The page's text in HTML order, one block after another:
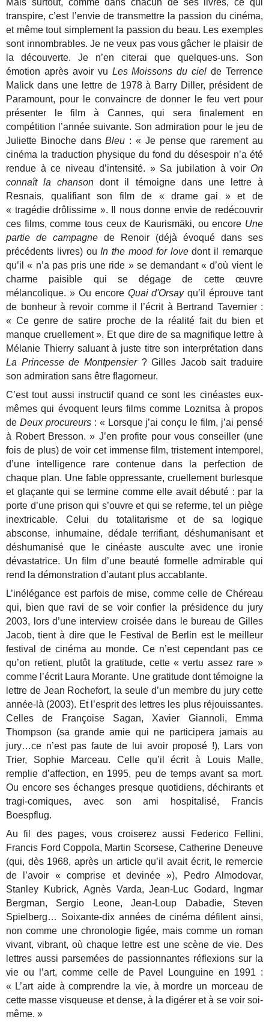
transpire, c’est l’envie de transmettre la passion du cinéma,
et même tout simplement la passion du beau. Les exemples
sont innombrables. Je ne veux pas vous gâcher le plaisir de
la découverte. Je n’en citerai que quelques-uns. Son
émotion après avoir vu Les Moissons du ciel de Terrence
Malick dans une lettre de 1978 à Barry Diller, président de
Paramount, pour le convaincre de donner le feu vert pour
présenter le film à Cannes, qui sera finalement en
compétition l’année suivante. Son admiration pour le jeu de
Juliette Binoche dansBleu : « Je pense que rarement au
cinéma la traduction physique du fond du désespoir n’a été
rendue à ce niveau d’intensité. » Sa jubilation à voir On
connaît la chanson dont il témoigne dans une lettre à
Resnais, qualifiant son film de « drame gai » et de
« tragédie drôlissime ». Il nous donne envie de redécouvrir
ces films, comme tous ceux de Kaurismäki, ou encore Une
partie de campagne de Renoir (déjà évoqué dans ses
précédents livres) ou In the mood for lovedont il remarque
qu’il « n’a pas pris une ride » se demandant « d’où vient le
charme paisible qui se dégage de cette œuvre
mélancolique. » Ou encore Quai d'Orsayqu’il éprouve tant
de bonheur à revoir comme il l’écrit à Bertrand Tavernier :
« Ce genre de satire proche de la réalité fait du bien et
manque cruellement ». Et que dire de sa magnifique lettre à
Mélanie Thierry saluant à juste titre son interprétation dans
La Princesse de Montpensier? Gilles Jacob sait traduire
son admiration sans être flagorneur.
C’est tout aussi instructif quand ce sont les cinéastes eux-
mêmes qui évoquent leurs films comme Loznitsa à propos
deDeux procureurs: « Lorsque j’ai conçu le film, j’ai pensé
à Robert Bresson. » J’en profite pour vous conseiller (une
fois de plus) de voir cet immense film, tristement intemporel,
d’une intelligence rare contenue dans la perfection de
chaque plan. Une fable oppressante, cruellement burlesque
et glaçante qui se termine comme elle avait débuté : par la
porte d’une prison qui s’ouvre et qui se referme, tel un piège
inextricable. Celui du totalitarisme et de sa logique
absconse, inhumaine, dédale terrifiant, déshumanisant et
déshumanisé que le cinéaste ausculte avec une ironie
dévastatrice. Un film d’une beauté formelle admirable qui
rend la démonstration d’autant plus accablante.
L’inélégance est parfois de mise, comme celle de Chéreau
qui, bien que ravi de se voir confier la présidence du jury
2003, lors d’une interview croisée dans le bureau de Gilles
Jacob, tient à dire que le Festival de Berlin est le meilleur
festival de cinéma au monde. Ce n’est cependant pas ce
qu’on retient, plutôt la gratitude, cette « vertu assez rare »
comme l’écrit Laura Morante. Une gratitude dont témoigne la
lettre de Jean Rochefort, la seule d’un membre du jury cette
année-là (2003). Et l’esprit des lettres les plus réjouissantes.
Celles de Françoise Sagan, Xavier Giannoli, Emma
Thompson (sa grande amie qui ne participera jamais au
jury…ce n’est pas faute de lui avoir proposé !), Lars von
Trier, Sophie Marceau. Celle qu’il écrit à Louis Malle,
remplie d’affection, en 1995, peu de temps avant sa mort.
Ou encore ses échanges presque quotidiens, déchirants et
tragi-comiques, avec son ami hospitalisé, Francis
Boespflug.
Au fil des pages, vous croiserez aussi Federico Fellini,
Francis Ford Coppola, Martin Scorsese, Catherine Deneuve
(qui, dès 1968, après un article qu’il avait écrit, le remercie
de l’avoir « comprise et devinée »), Pedro Almodovar,
Stanley Kubrick, Agnès Varda, Jean-Luc Godard, Ingmar
Bergman, Sergio Leone, Jean-Loup Dabadie, Steven
Spielberg… Soixante-dix années de cinéma défilent ainsi,
non comme une chronologie figée, mais comme un roman
vivant, vibrant, où chaque lettre est une scène de vie. Des
lettres aussi parsemées de passionnantes réflexions sur la
vie ou l’art, comme celle de Pavel Lounguine en 1991 :
« L’art aide à comprendre la vie, à mordre un morceau de
cette masse visqueuse et dense, à la digérer et à se voir soi-
même. »